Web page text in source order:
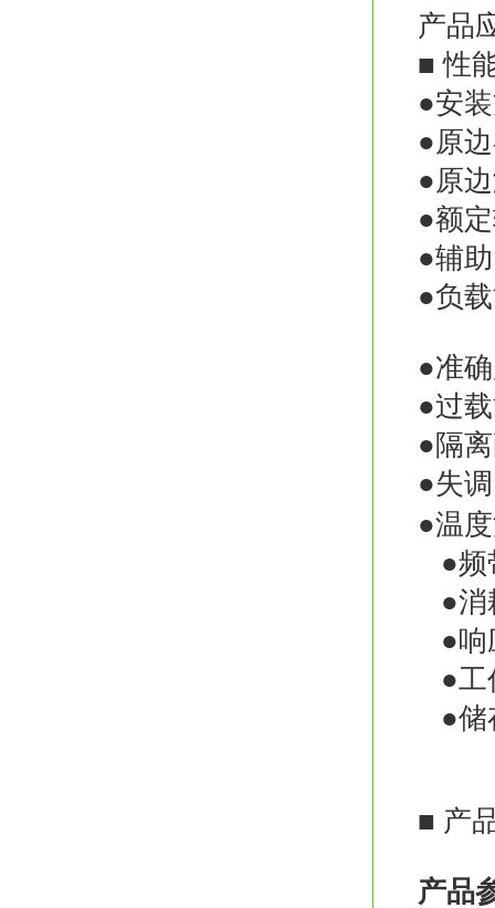
产品
■ 性
●安
●原
●原
●额
●辅
●负
●
●过
●隔
●失
●温
●频
●
●
●
●储
■ 产
产品